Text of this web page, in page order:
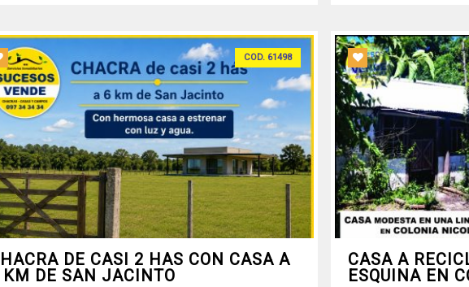
COD. 61498
DE CASI 2 HAS CON CASA A
KM DE SAN JACINTO
CASA A
ESQUINA EN